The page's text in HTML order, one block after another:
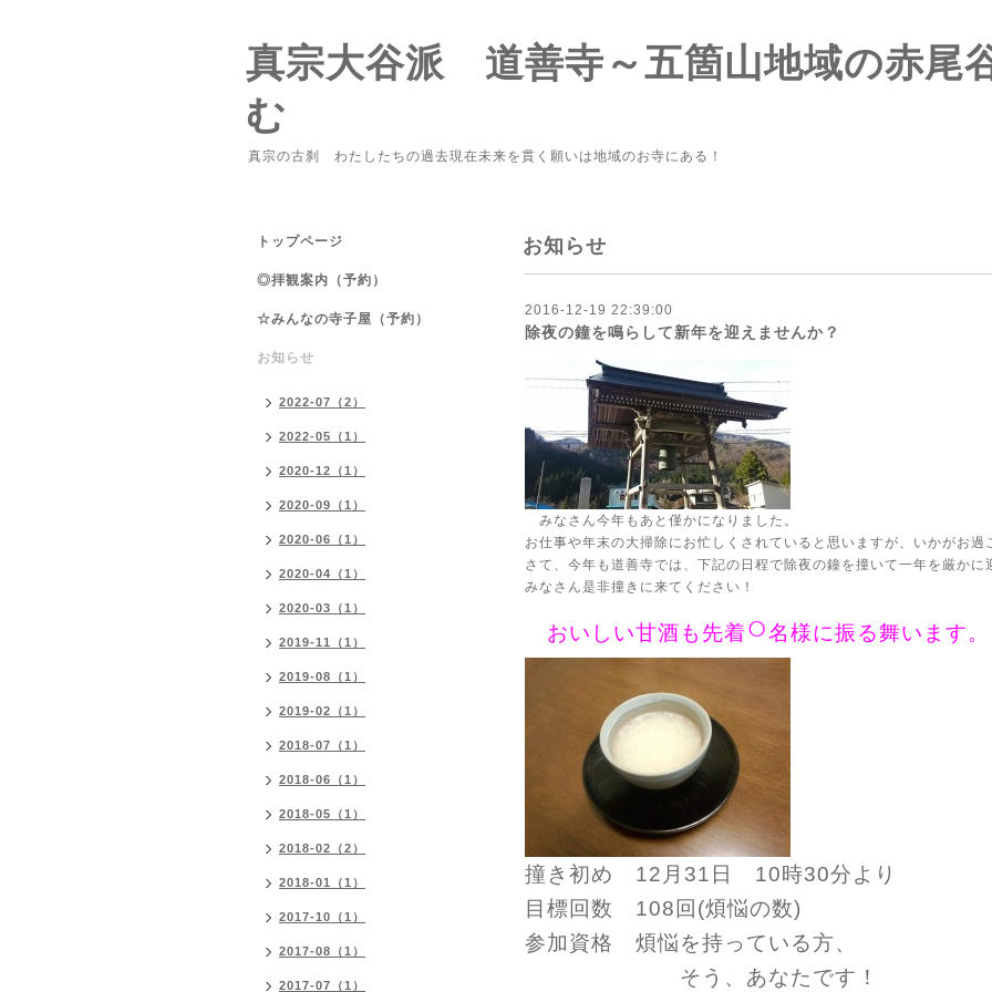
真宗大谷派 道善寺～五箇山地域の赤尾
む
真宗の古刹 わたしたちの過去現在未来を貫く願いは地域のお寺にある！
お知らせ
2016-12-19 22:39:00
除夜の鐘を鳴らして新年を迎えませんか？
みなさん今年もあと僅かになりました。
お仕事や年末の大掃除にお忙しくされていると思いますが、いかがお過
さて、今年も道善寺では、下記の日程で除夜の鐘を撞いて一年を厳かに
みなさん是非撞きに来てください！
おいしい甘酒も先着○名様に振る舞います。
撞き初め 12月31日 10時30分より
目標回数 108回(煩悩の数)
参加資格 煩悩を持っている方、
そう、あなたです！
トップページ
◎拝観案内（予約）
☆みんなの寺子屋（予約）
お知らせ
2022-07（2）
2022-05（1）
2020-12（1）
2020-09（1）
2020-06（1）
2020-04（1）
2020-03（1）
2019-11（1）
2019-08（1）
2019-02（1）
2018-07（1）
2018-06（1）
2018-05（1）
2018-02（2）
2018-01（1）
2017-10（1）
2017-08（1）
2017-07（1）